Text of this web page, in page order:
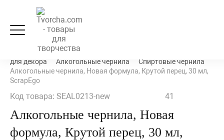
Декорирование и декупаж
для декора
Алкогольные чернила
Спиртовые чернила
Алкогольные чернила, Новая формула, Крутой перец, 30 мл,
ScrapEgo
Код товара: SEAL0213-new 41
Алкогольные чернила, Новая
формула, Крутой перец, 30 мл,